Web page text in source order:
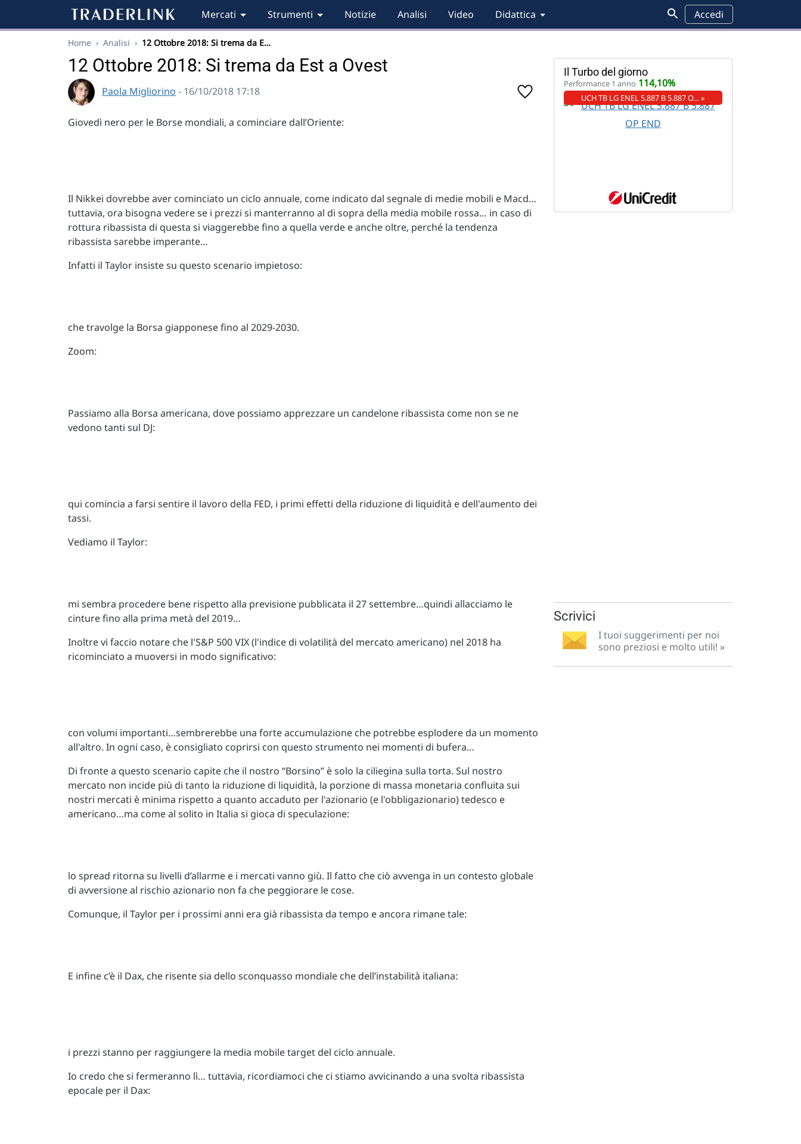
Mercati Strumenti Notizie Analisi Video Didattica Accedi
Home › Analisi › 12 Ottobre 2018: Si trema da E…
12 Ottobre 2018: Si trema da Est a Ovest
Paola Migliorino - 16/10/2018 17:18
Giovedì nero per le Borse mondiali, a cominciare dall’Oriente:
Il Nikkei dovrebbe aver cominciato un ciclo annuale, come indicato dal segnale di medie mobili e Macd…
tuttavia, ora bisogna vedere se i prezzi si manterranno al di sopra della media mobile rossa… in caso di
rottura ribassista di questa si viaggerebbe fino a quella verde e anche oltre, perché la tendenza
ribassista sarebbe imperante…
Infatti il Taylor insiste su questo scenario impietoso:
che travolge la Borsa giapponese fino al 2029-2030.
Zoom:
Passiamo alla Borsa americana, dove possiamo apprezzare un candelone ribassista come non se ne
vedono tanti sul DJ:
qui comincia a farsi sentire il lavoro della FED, i primi effetti della riduzione di liquidità e dell'aumento dei
tassi.
Vediamo il Taylor:
mi sembra procedere bene rispetto alla previsione pubblicata il 27 settembre…quindi allacciamo le
cinture fino alla prima metà del 2019…
Inoltre vi faccio notare che l'S&P 500 VIX (l'indice di volatilità del mercato americano) nel 2018 ha
ricominciato a muoversi in modo significativo:
con volumi importanti…sembrerebbe una forte accumulazione che potrebbe esplodere da un momento
all'altro. In ogni caso, è consigliato coprirsi con questo strumento nei momenti di bufera…
Di fronte a questo scenario capite che il nostro “Borsino” è solo la ciliegina sulla torta. Sul nostro
mercato non incide più di tanto la riduzione di liquidità, la porzione di massa monetaria confluita sui
nostri mercati è minima rispetto a quanto accaduto per l'azionario (e l'obbligazionario) tedesco e
americano…ma come al solito in Italia si gioca di speculazione:
lo spread ritorna su livelli d’allarme e i mercati vanno giù. Il fatto che ciò avvenga in un contesto globale
di avversione al rischio azionario non fa che peggiorare le cose.
Comunque, il Taylor per i prossimi anni era già ribassista da tempo e ancora rimane tale:
E infine c’è il Dax, che risente sia dello sconquasso mondiale che dell’instabilità italiana:
i prezzi stanno per raggiungere la media mobile target del ciclo annuale.
Io credo che si fermeranno lì… tuttavia, ricordiamoci che ci stiamo avvicinando a una svolta ribassista
epocale per il Dax:
Il Turbo del giorno
Performance 1 anno 114,10%
UCH TB LG ENEL 5.887 B 5.887 O… »
Scrivici
I tuoi suggerimenti per noi
sono preziosi e molto utili! »